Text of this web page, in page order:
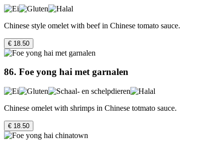
Chinese style omelet with beef in Chinese tomato sauce.
€ 18.50
86. Foe yong hai met garnalen
Chinese omelet with shrimps in Chinese totmato sauce.
€ 18.50